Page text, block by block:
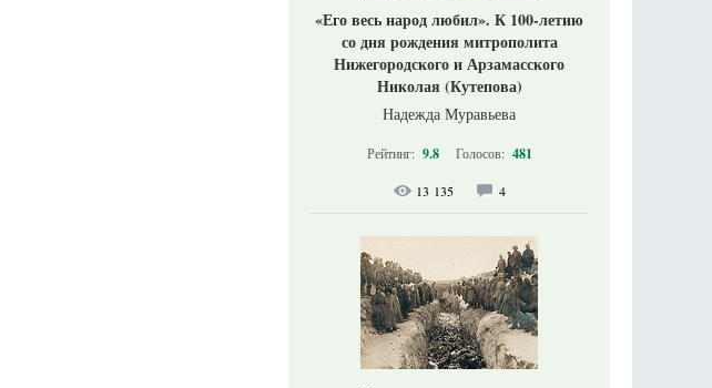
«Его весь народ любил». К 100-летию
со дня рождения митрополита
Нижегородского и Арзамасского
Николая (Кутепова)
Надежда Муравьева
Рейтинг: 9.8 Голосов: 481
13 135 4